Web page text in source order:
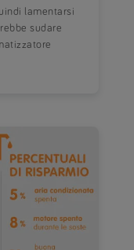
lamentarsi
sudare